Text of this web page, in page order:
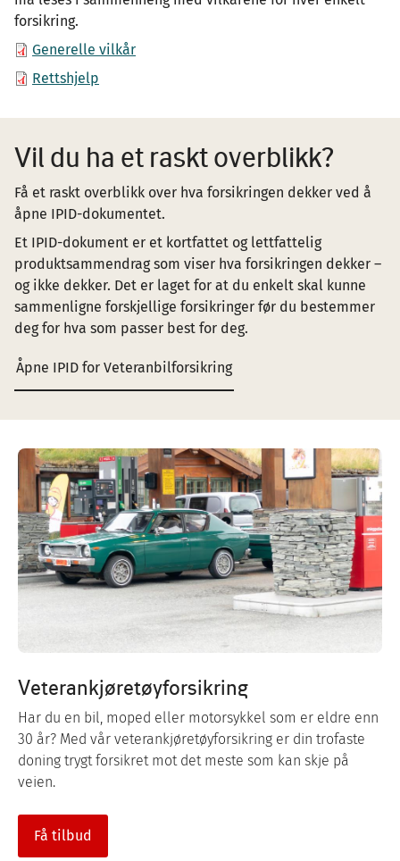
forsikring.
Generelle vilkår
Rettshjelp
Vil du ha et raskt overblikk?
Få et raskt overblikk over hva forsikringen dekker ved å
åpne IPID-dokumentet.
Et IPID-dokument er et kortfattet og lettfattelig
produktsammendrag som viser hva forsikringen dekker –
og ikke dekker. Det er laget for at du enkelt skal kunne
sammenligne forskjellige forsikringer før du bestemmer
deg for hva som passer best for deg.
Åpne IPID for Veteranbilforsikring
Veterankjøretøyforsikring
Har du en bil, moped eller motorsykkel som er eldre enn
30 år? Med vår veterankjøretøyforsikring er din trofaste
doning trygt forsikret mot det meste som kan skje på
veien.
Få tilbud